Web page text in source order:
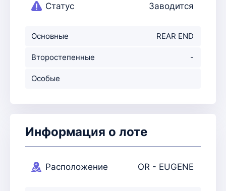
Статус Заводится
Основные
повреждения
REAR END
Второстепенные
повр-ния
-
Особые
Информация о лоте
Расположение
OR - EUGENE